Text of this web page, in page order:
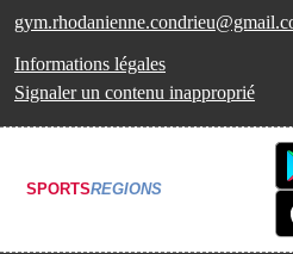
Informations légales
Signaler un contenu inapproprié
SPORTSREGIONS